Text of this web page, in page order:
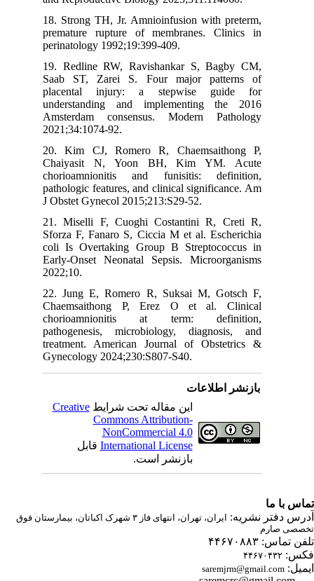
18. Strong TH, Jr. Amnioinfusion with preterm,
premature rupture of membranes. Clinics in
perinatology 1992;19:399-409.
19. Redline RW, Ravishankar S, Bagby CM,
Saab ST, Zarei S. Four major patterns of
placental injury: a stepwise guide for
understanding and implementing the 2016
Amsterdam consensus. Modern Pathology
2021;34:1074-92.
20. Kim CJ, Romero R, Chaemsaithong P,
Chaiyasit N, Yoon BH, Kim YM. Acute
chorioamnionitis and funisitis: definition,
pathologic features, and clinical significance. Am
J Obstet Gynecol 2015;213:S29-52.
21. Miselli F, Cuoghi Costantini R, Creti R,
Sforza F, Fanaro S, Ciccia M et al. Escherichia
coli Is Overtaking Group B Streptococcus in
Early-Onset Neonatal Sepsis. Microorganisms
2022;10.
22. Jung E, Romero R, Suksai M, Gotsch F,
Chaemsaithong P, Erez O et al. Clinical
chorioamnionitis at term: definition,
pathogenesis, microbiology, diagnosis, and
treatment. American Journal of Obstetrics &
Gynecology 2024;230:S807-S40.
بازنشر اطلاعات
این مقاله تحت شرایطCreative
Commons Attribution-
NonCommercial 4.0
International Licenseقابل
بازنشر است.
با ما
دفتر نشریه:
ایران، تهران، انتهای فاز ۳ شهرک اکباتان، بیمارستان فوق
صارم
تماس: ۴۴۶۷۰۸۸۳
۴۴۶۷۰۴۳۲
saremjrm@gmail.com